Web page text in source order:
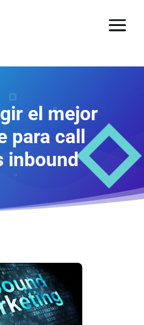
el mejor
para call
inbound